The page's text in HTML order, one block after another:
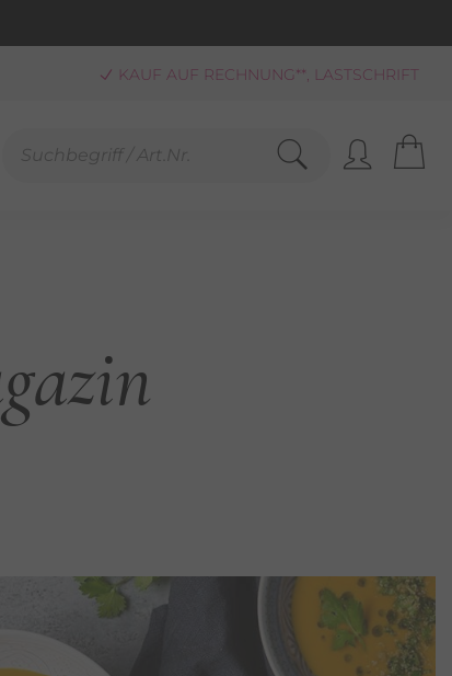
KAUF AUF RECHNUNG**, LASTSCHRIFT
FREUNDLICHER SERVICE 0800-808159
GEPRÜFTER, ZERTIFIZIERTER SHOP